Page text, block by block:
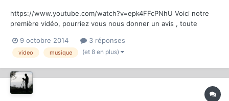
https://www.youtube.com/watch?v=epk4FFcPNhU Voici notre
première vidéo, pourriez vous nous donner un avis , toute
iphone. Vous pouvez également retrouver la vidéo sur viméo :
https://vimeo.com/98394695
9 octobre 2014 3 réponses
video musique (et 8 en plus)